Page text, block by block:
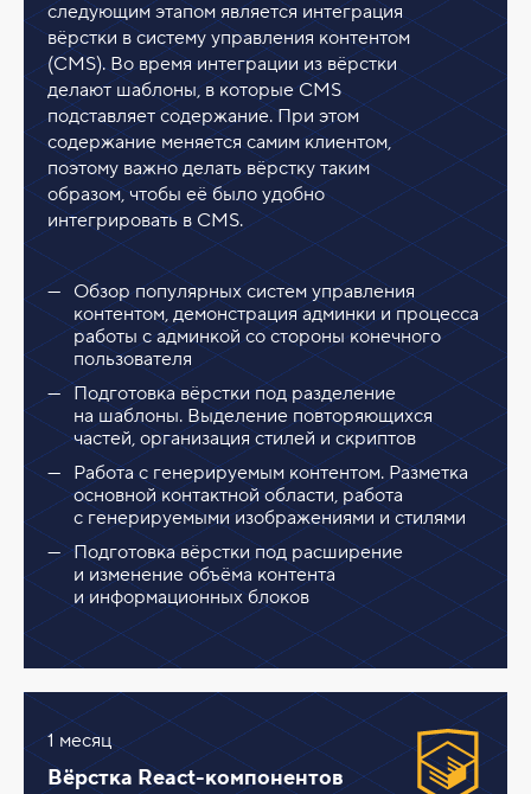
следующим этапом является интеграция
вёрстки в систему управления контентом
(CMS). Во время интеграции из вёрстки
делают шаблоны, в которые CMS
подставляет содержание. При этом
содержание меняется самим клиентом,
поэтому важно делать вёрстку таким
образом, чтобы её было удобно
интегрировать в CMS.
Обзор популярных систем управления
контентом, демонстрация админки и процесса
работы с админкой со стороны конечного
пользователя
Подготовка вёрстки под разделение
на шаблоны. Выделение повторяющихся
частей, организация стилей и скриптов
Работа с генерируемым контентом. Разметка
основной контактной области, работа
с генерируемыми изображениями и стилями
Подготовка вёрстки под расширение
и изменение объёма контента
и информационных блоков
1 месяц
Вёрстка React-компонентов